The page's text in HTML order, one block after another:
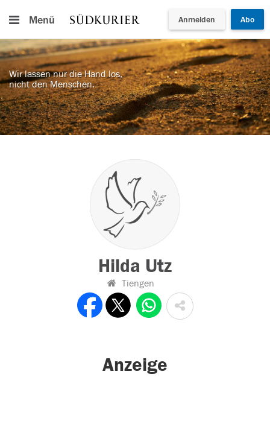
Menü Anmelden Abo
Wir lassen nur die Hand los,
nicht den Menschen.
Hilda Utz
Tiengen
Anzeige